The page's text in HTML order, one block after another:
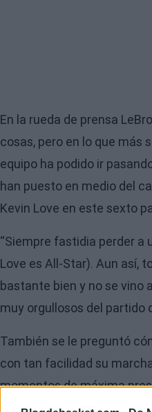
En la rueda de prensa
cosas, pero en lo que más
equipo ha podido ir
han puesto en medio del
Kevin Love en este sexto
“Siempre fastidia perder a
Love es All-Star). Aun así,
bastante bien y no se vino
muy orgullosos del partido
También se le preguntó
con tan facilidad su
momentos de máxima